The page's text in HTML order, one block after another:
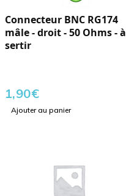
Connecteur BNC RG174
mâle - droit - 50 Ohms - à
sertir
1,90€
Ajouter au panier